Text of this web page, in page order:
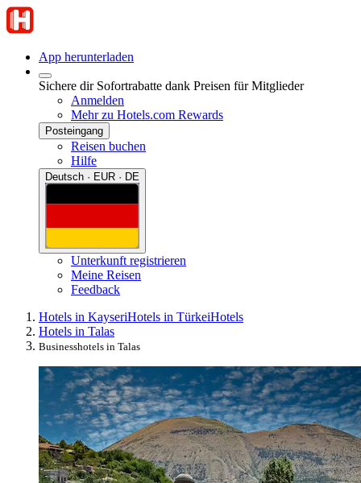
App herunterladen
Sichere dir Sofortrabatte dank Preisen für Mitglieder
Anmelden
Mehr zu Hotels.com Rewards
Posteingang
Reisen buchen
Hilfe
Deutsch · EUR · DE
Unterkunft registrieren
Meine Reisen
Feedback
Hotels in KayseriHotels in TürkeiHotels
Hotels in Talas
Businesshotels in Talas